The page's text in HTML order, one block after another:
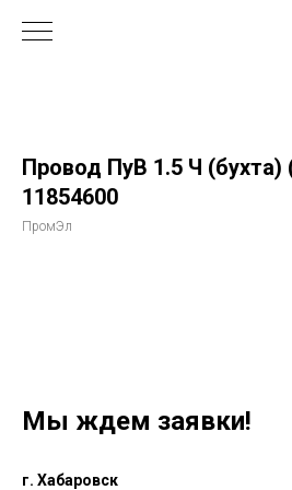
Провод ПуВ 1.5 Ч
11854600
ПромЭл
Мы ждем заявки!
г. Хабаровск